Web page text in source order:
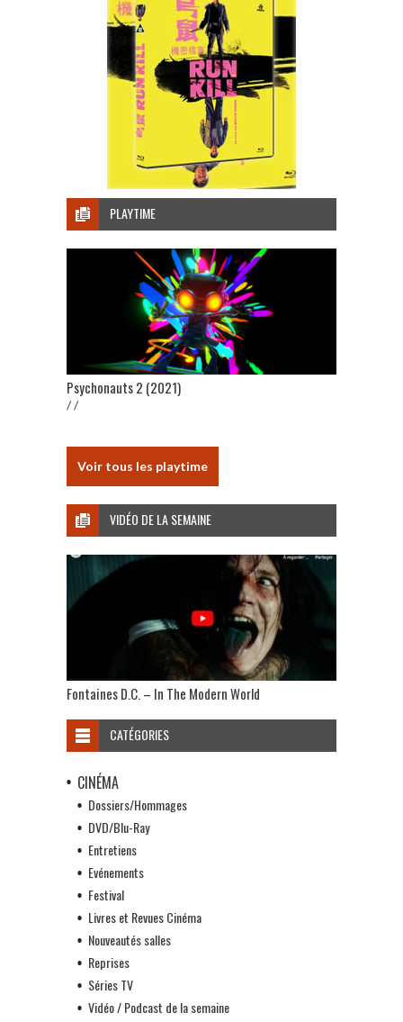
PLAYTIME
Psychonauts 2 (2021)
/ /
Voir tous les playtime
VIDÉO DE LA SEMAINE
Fontaines D.C. – In The Modern World
CATÉGORIES
CINÉMA
Dossiers/Hommages
DVD/Blu-Ray
Entretiens
Evénements
Festival
Livres et Revues Cinéma
Nouveautés salles
Reprises
Séries TV
Vidéo / Podcast de la semaine